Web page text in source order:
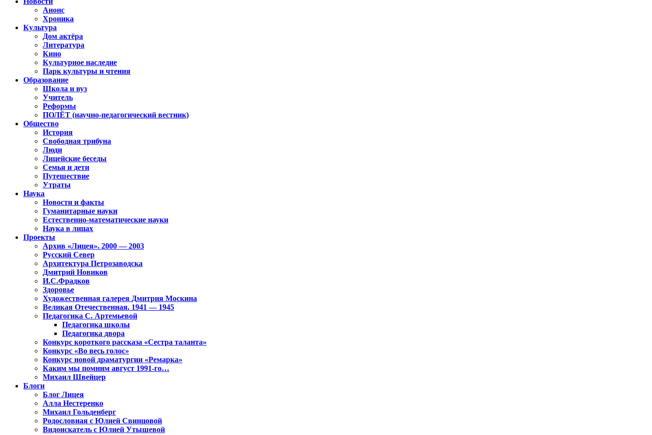
Анонс
Хроника
Культура
Дом актёра
Литература
Кино
Культурное наследие
Парк культуры и чтения
Образование
Школа и вуз
Учитель
Реформы
ПОЛЁТ (научно-педагогический вестник)
Общество
История
Свободная трибуна
Люди
Лицейские беседы
Семья и дети
Путешествие
Утраты
Наука
Новости и факты
Гуманитарные науки
Естественно-математические науки
Наука в лицах
Проекты
Архив «Лицея». 2000 — 2003
Русский Север
Архитектура Петрозаводска
Дмитрий Новиков
И.С.Фрадков
Здоровье
Художественная галерея Дмитрия Москина
Великая Отечественная. 1941 — 1945
Педагогика С. Артемьевой
Педагогика школы
Педагогика двора
Конкурс короткого рассказа «Сестра таланта»
Конкурс «Во весь голос»
Конкурс новой драматургии «Ремарка»
Каким мы помним август 1991-го…
Михаил Швейцер
Блоги
Блог Лицея
Алла Нестеренко
Михаил Гольденберг
Родословная с Юлией Свинцовой
Видоискатель с Юлией Утышевой